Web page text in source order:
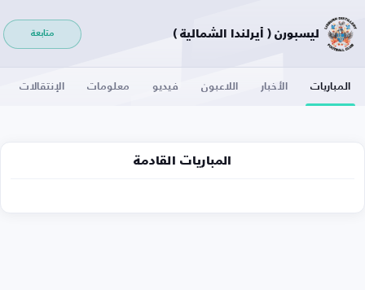
ليسبورن ( أيرلندا الشمالية ) متابعة
المباريات الأخبار اللاعبون فيديو معلومات الإنتقالات
المباريات القادمة